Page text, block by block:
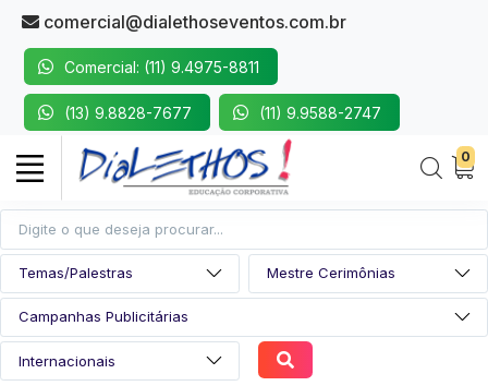
comercial@dialethoseventos.com.br
Comercial: (11) 9.4975-8811
(13) 9.8828-7677 (11) 9.9588-2747
0